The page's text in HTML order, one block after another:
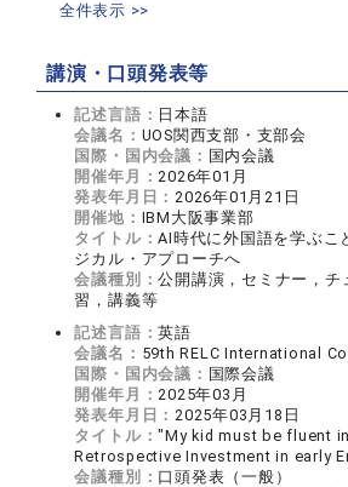
全件表示 >>
講演・口頭発表等
記述言語： 日本語
会議名： UOS関西支部・支部会
国際・国内会議： 国内会議
開催年月：2026年01月
発表年月日：2026年01月21日
開催地： IBM大阪事業部
タイトル：AI時代に外国語を学ぶこ
ジカル・アプローチへ
会議種別：公開講演，セミナー，チ
習，講義等
記述言語：英語
会議名： 59th RELC International
国際・国内会議： 国際会議
開催年月：2025年03月
発表年月日：2025年03月18日
タイトル："My kid must be fluent
Retrospective Investment in early
会議種別： 口頭発表（一般）